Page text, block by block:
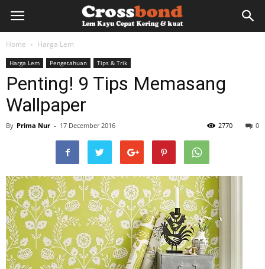
lemkayu.net
HPL,
Kertas,
Home Harga Lem
Harga Lem Pengetahuan Tips & Trik
Penting! 9 Tips Memasang
Wallpaper
By Prima Nur - 17 December 2016 0
2770